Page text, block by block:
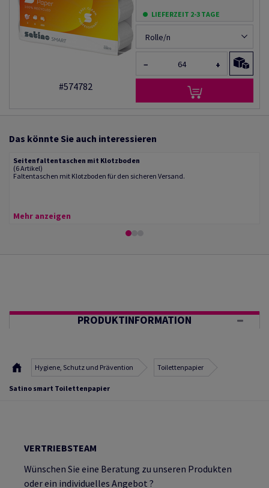
#574782
LIEFERZEIT 2-3 TAGE
Rolle/n
− +
Das könnte Sie auch interessieren
Seitenfaltentaschen mit Klotzboden
(6 Artikel)
Faltentaschen mit Klotzboden für den sicheren Versand.
Mehr anzeigen
PRODUKTINFORMATION
Hygiene, Schutz und Prävention Toilettenpapier
Satino smart Toilettenpapier
VERTRIEBSTEAM
Wünschen Sie eine Beratung zu unseren Produkten
oder ein individuelles Angebot ?